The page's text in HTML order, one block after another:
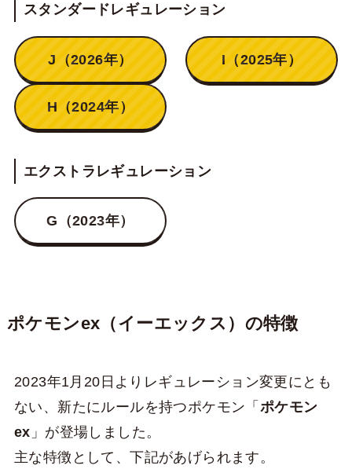
スタンダードレギュレーション
J（2026年） I（2025年）
H（2024年）
エクストラレギュレーション
G（2023年）
ポケモンex（イーエックス）の特徴
2023年1月20日よりレギュレーション変更にとも
ない、新たにルールを持つポケモン「 ポケモン
ex 」が登場しました。
主な特徴として、下記があげられます。